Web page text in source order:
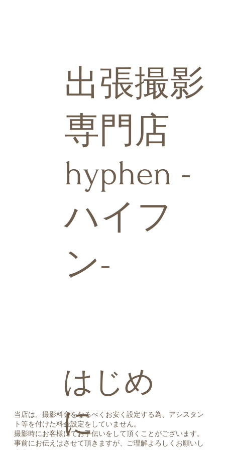
出張撮影
専門店
hyphen -
ハイフ
ン-
​はじめ
に
当店は、撮影料金をなるべくお安く設定する為、アシスタン
ト等を付けた料金設定をしていません。
​撮影時にお客様にてお手伝いをして頂くことがございます。
​事前にお伝えはさせて頂きますが、ご理解よろしくお願いし